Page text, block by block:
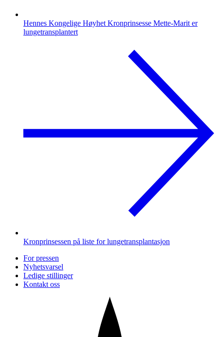
Hennes Kongelige Høyhet Kronprinsesse Mette-Marit er
lungetransplantert
Kronprinsessen på liste for lungetransplantasjon
For pressen
Nyhetsvarsel
Ledige stillinger
Kontakt oss